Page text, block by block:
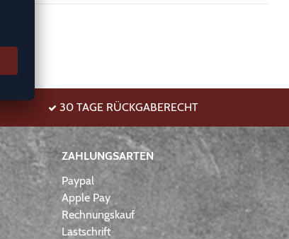
30 TAGE RÜCKGABERECHT
ZAHLUNGSARTEN
Paypal
Apple Pay
Rechnungskauf
Lastschrift